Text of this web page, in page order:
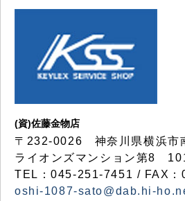
(資)佐藤金物店
〒232-0026 神奈川県横浜市
ライオンズマンション第8
TEL：045-251-7451 / FAX
oshi-1087-sato@dab.hi-